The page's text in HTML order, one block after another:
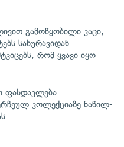
გამოწყობილი კაცი,
სახურავიდან
რომ ყვავი იყო
ფასდაკლება
კოლექციაზე ნაწილ-